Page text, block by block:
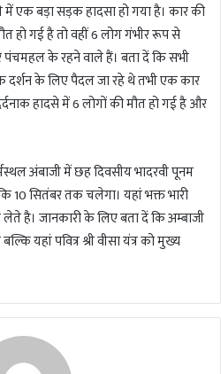
एक बड़ा सड़क हादसा हो गया है। कार की
हो गई है तो वहीं 6 लोग गंभीर रूप से
पंचमहल के रहने वाले हैं। बता दें कि सभी
दर्शन के लिए पैदल जा रहे थे तभी एक कार
हादसे में 6 लोगों की मौत हो गई है और
अंबाजी में छह दिवसीय भादरवी पूनम
10 सितंबर तक चलेगा। यहां भक्त भारी
है। जानकारी के लिए बता दें कि अम्बाजी
यहां पवित्र श्री वीसा यंत्र को मुख्य